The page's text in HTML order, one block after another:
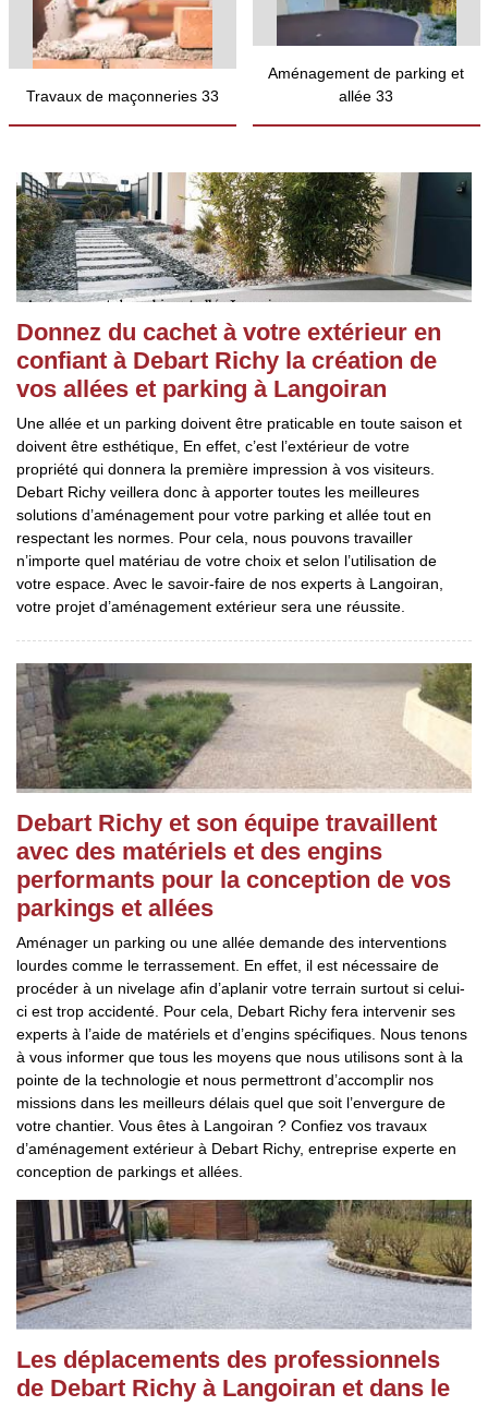
Travaux de maçonneries 33
Aménagement de parking et
allée 33
Donnez du cachet à votre extérieur en
confiant à Debart Richy la création de
vos allées et parking à Langoiran
Une allée et un parking doivent être praticable en toute saison et
doivent être esthétique, En effet, c’est l’extérieur de votre
propriété qui donnera la première impression à vos visiteurs.
Debart Richy veillera donc à apporter toutes les meilleures
solutions d’aménagement pour votre parking et allée tout en
respectant les normes. Pour cela, nous pouvons travailler
n’importe quel matériau de votre choix et selon l’utilisation de
votre espace. Avec le savoir-faire de nos experts à Langoiran,
votre projet d’aménagement extérieur sera une réussite.
Debart Richy et son équipe travaillent
avec des matériels et des engins
performants pour la conception de vos
parkings et allées
Aménager un parking ou une allée demande des interventions
lourdes comme le terrassement. En effet, il est nécessaire de
procéder à un nivelage afin d’aplanir votre terrain surtout si celui-
ci est trop accidenté. Pour cela, Debart Richy fera intervenir ses
experts à l’aide de matériels et d’engins spécifiques. Nous tenons
à vous informer que tous les moyens que nous utilisons sont à la
pointe de la technologie et nous permettront d’accomplir nos
missions dans les meilleurs délais quel que soit l’envergure de
votre chantier. Vous êtes à Langoiran ? Confiez vos travaux
d’aménagement extérieur à Debart Richy, entreprise experte en
conception de parkings et allées.
Les déplacements des professionnels
de Debart Richy à Langoiran et dans le